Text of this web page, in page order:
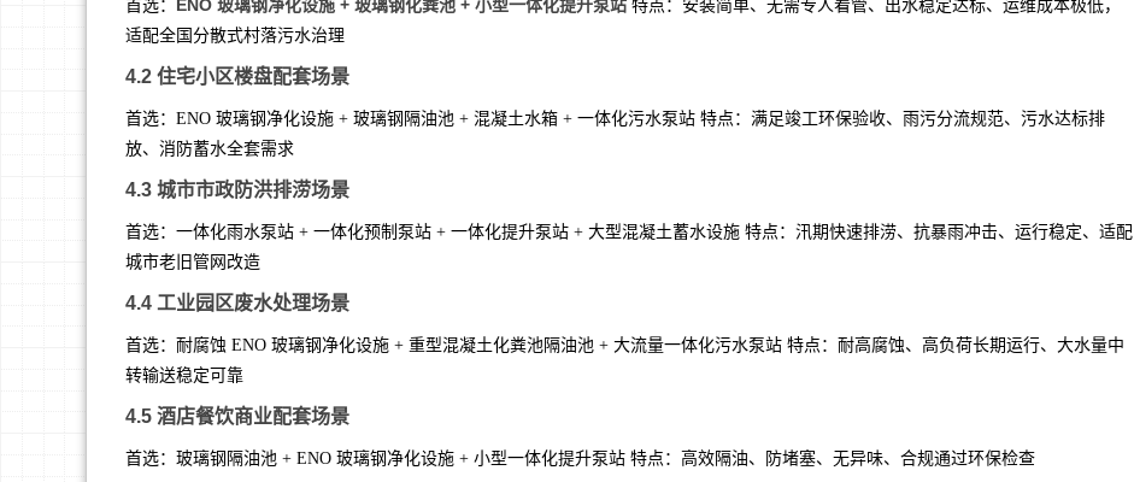
首选： ENO 玻璃钢净化设施 + 玻璃钢化粪池 + 小型一体化提升泵站 特点：安装简单、无需专人看管、出水稳定达标、运维成本极低，
适配全国分散式村落污水治理
4.2 住宅小区楼盘配套场景
首选：ENO 玻璃钢净化设施 + 玻璃钢隔油池 + 混凝土水箱 + 一体化污水泵站 特点：满足竣工环保验收、雨污分流规范、污水达标排
放、消防蓄水全套需求
4.3 城市市政防洪排涝场景
首选：一体化雨水泵站 + 一体化预制泵站 + 一体化提升泵站 + 大型混凝土蓄水设施 特点：汛期快速排涝、抗暴雨冲击、运行稳定、适配
城市老旧管网改造
4.4 工业园区废水处理场景
首选：耐腐蚀 ENO 玻璃钢净化设施 + 重型混凝土化粪池隔油池 + 大流量一体化污水泵站 特点：耐高腐蚀、高负荷长期运行、大水量中
转输送稳定可靠
4.5 酒店餐饮商业配套场景
首选：玻璃钢隔油池 + ENO 玻璃钢净化设施 + 小型一体化提升泵站 特点：高效隔油、防堵塞、无异味、合规通过环保检查